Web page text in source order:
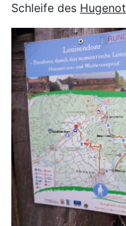
Schleife des